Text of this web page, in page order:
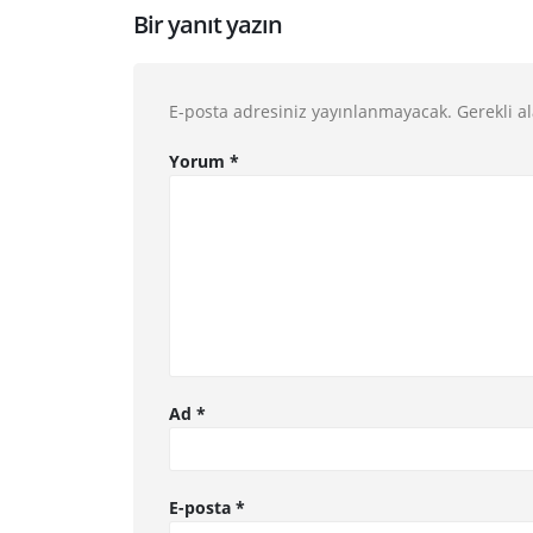
Bir yanıt yazın
E-posta adresiniz yayınlanmayacak. Gerekli
Yorum *
Ad *
E-posta *